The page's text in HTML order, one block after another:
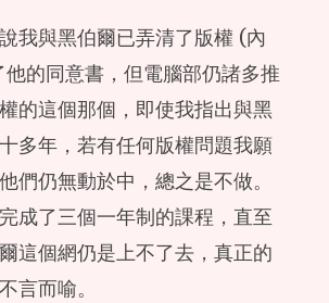
我與黑伯爾已弄清了版權 (內
的同意書，但電腦部仍諸多推
的這個那個，即使我指出與黑
多年，若有任何版權問題我願
們仍無動於中，總之是不做。
成了三個一年制的課程，直至
這個網仍是上不了去，真正的
言而喻。